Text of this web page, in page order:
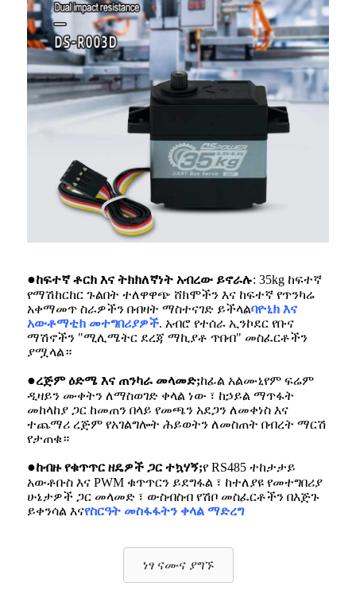
●ከፍተኛ ቶርክ እና ትክክለኛነት አብረው ይኖራሉ: 35kg ከፍተኛ
የማሽከርከር ጉልበት ተለዋዋጭ ሸክሞችን እና ከፍተኛ የጥንካሬ
አቀማመጥ ስራዎችን በብዛት ማስተናገድ ይችላልባዮኒክ እና
አውቶማቲክ መተግበሪያዎች. አብሮ የተሰራ ኢንኮደር የቡና
ማሽኖችን "ሚሊሜትር ደረጃ ማኪያቶ ጥበብ" መስፈርቶችን
ያሟላል።
●ረጅም ዕድሜ እና ጠንካራ መላመድ;ከፊል አልሙኒየም ፍሬም
ዲዛይን ሙቀትን ለማስወገድ ቀላል ነው ፣ ከኃይል ማጥፋት
መከላከያ ጋር ከመጠን በላይ የመጫን አደጋን ለመቀነስ እና
ተጨማሪ ረጅም የአገልግሎት ሕይወትን ለመስጠት በብረት ማርሽ
የታጠቁ።
●ከብዙ የቁጥጥር ዘዴዎች ጋር ተኳሃኝ;የ RS485 ተከታታይ
አውቶቡስ እና PWM ቁጥጥርን ይደግፋል ፣ ከተለያዩ የመተግበሪያ
ሁኔታዎች ጋር መላመድ ፣ ውስብስብ የሽቦ መስፈርቶችን በእጅጉ
ይቀንሳል እናየስርዓት መስፋፋትን ቀላል ማድረግ
ነፃ ናሙና ያግኙ